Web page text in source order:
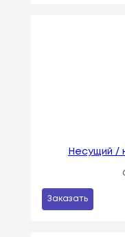
Несущий /
Заказать